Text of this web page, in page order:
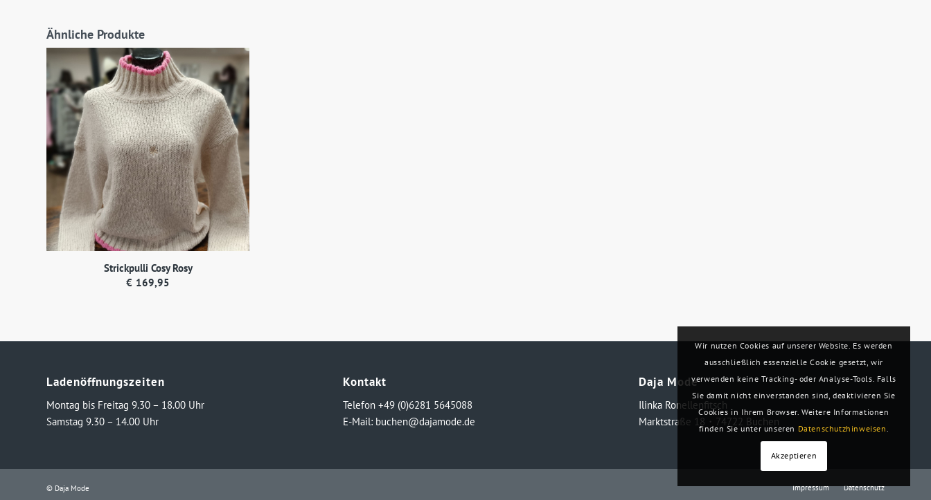
Ähnliche Produkte
Strickpulli Cosy Rosy
€ 169,95
Ladenöffnungszeiten
Montag bis Freitag 9.30 – 18.00 Uhr
Samstag 9.30 – 14.00 Uhr
Kontakt
Telefon +49 (0)6281 5645088
E-Mail: buchen@dajamode.de
Daja Mode
Ilinka Ronellenfitsch
Marktstraße 18・74722 Buchen
© Daja Mode Impressum Datenschutz
Wir nutzen Cookies auf unserer Website. Es werden
ausschließlich essenzielle Cookie gesetzt, wir
verwenden keine Tracking- oder Analyse-Tools. Falls
Sie damit nicht einverstanden sind, deaktivieren Sie
Cookies in Ihrem Browser. Weitere Informationen
finden Sie unter unseren Datenschutzhinweisen.
Akzeptieren